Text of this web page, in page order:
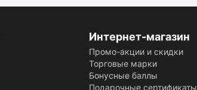
Интернет-магазин
Промо-акции и скидки
Торговые марки
Бонусные баллы
Подарочные сертификаты